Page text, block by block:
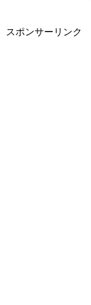
スポンサーリンク